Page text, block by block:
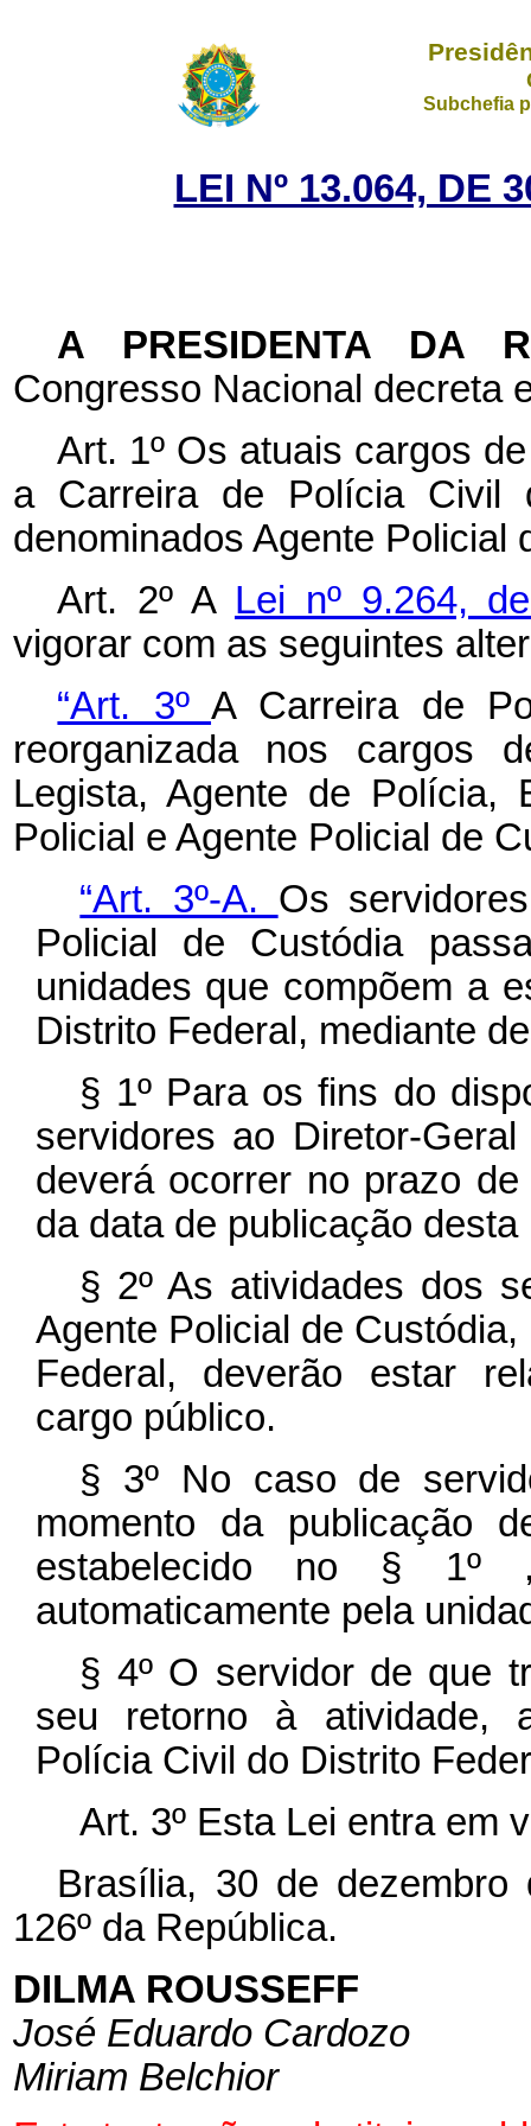
Subchefia
LEI Nº 13.064, DE
A PRESIDENTA DA
Congresso Nacional decreta
Art. 1º Os atuais cargos
a Carreira de Polícia Civil
denominados Agente Policial
Art. 2º A Lei nº 9.264,
vigorar com as seguintes
“Art. 3ºA Carreira de
reorganizada nos cargos
Legista, Agente de Polícia,
Policial e Agente Policial de
“Art. 3º-A. Os
Policial de Custódia
unidades que compõem a
Distrito Federal, mediante
§ 1º Para os fins do
servidores ao Diretor-
deverá ocorrer no prazo
da data de publicação desta
§ 2º As atividades dos
Agente Policial de
Federal, deverão estar
cargo público.
§ 3º No caso de
momento da publicação
estabelecido no § 1º
automaticamente pela
§ 4º O servidor de que
seu retorno à atividade,
Polícia Civil do Distrito
Art. 3º Esta Lei entra em
Brasília, 30 de dezembro
126º da República.
DILMA ROUSSEFF
José Eduardo Cardozo
Miriam Belchior